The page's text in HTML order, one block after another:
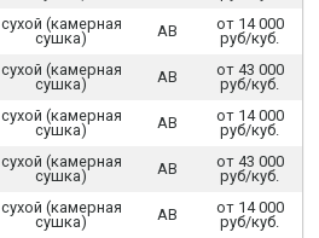
сухой (камерная
сушка)
АВ
от 14 000
руб/куб.
сухой (камерная
сушка)
АВ
от 43 000
руб/куб.
сухой (камерная
сушка)
АВ
от 14 000
руб/куб.
сухой (камерная
сушка)
АВ
от 43 000
руб/куб.
сухой (камерная
сушка)
АВ
от 14 000
руб/куб.